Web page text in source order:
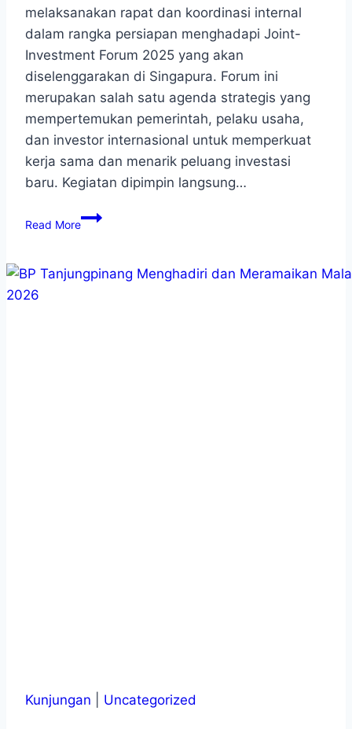
melaksanakan rapat dan koordinasi internal
dalam rangka persiapan menghadapi Joint-
Investment Forum 2025 yang akan
diselenggarakan di Singapura. Forum ini
merupakan salah satu agenda strategis yang
mempertemukan pemerintah, pelaku usaha,
dan investor internasional untuk memperkuat
kerja sama dan menarik peluang investasi
baru. Kegiatan dipimpin langsung…
Read More
Kunjungan Uncategorized